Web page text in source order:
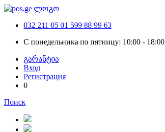
032 211 05 01 599 88 99 63
С понедельника по пятницу: 10:00 - 18:00
გარანტია
Вход
Регистрация
0
Поиск